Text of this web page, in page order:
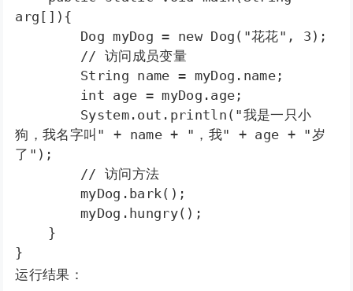
arg[]){
Dog myDog = new Dog("花花", 3);
// 访问成员变量
String name = myDog.name;
int age = myDog.age;
System.out.println("我是一只小
狗，我名字叫" + name + "，我" + age + "岁
了");
// 访问方法
myDog.bark();
myDog.hungry();
}
}
运行结果：